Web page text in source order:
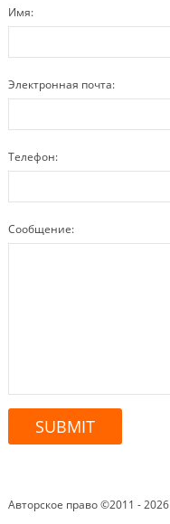
Имя:
Электронная почта:
Телефон:
Сообщение:
Авторское право ©2011 - 2026